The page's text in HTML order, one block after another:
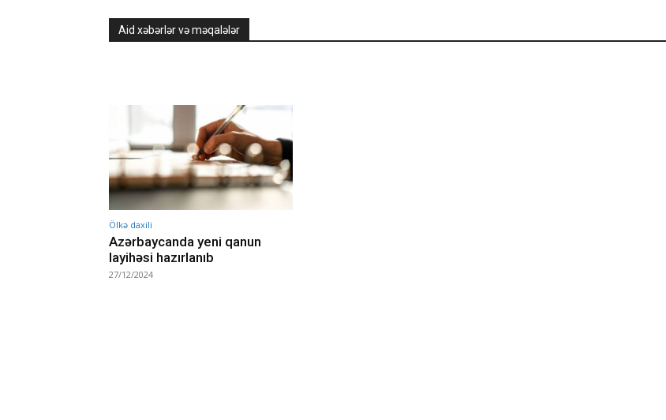
Aid xəbərlər və məqalələr
Ölkə daxili
Azərbaycanda yeni qanun
layihəsi hazırlanıb
27/12/2024